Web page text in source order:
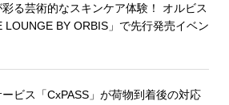
る芸術的なスキンケア体験！ オルビス
LOUNGE BY ORBIS」で先行発売イベン
ビス「CxPASS」が荷物到着後の対応